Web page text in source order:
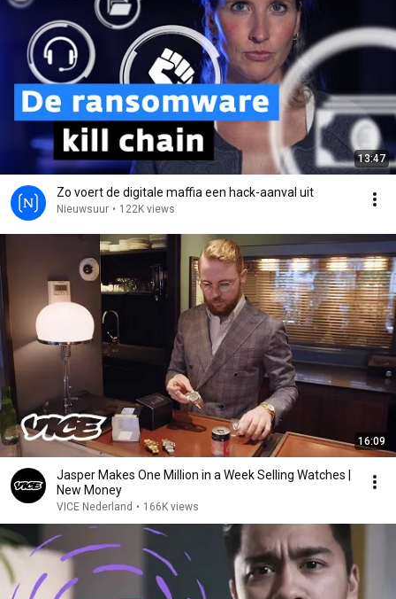
13:47
Zo voert de digitale maffia een hack-aanval uit
Nieuwsuur • 122K views
16:09
Jasper Makes One Million in a Week Selling Watches |
New Money
VICE Nederland • 166K views